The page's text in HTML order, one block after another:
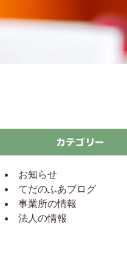
カテゴリー
お知らせ
てだのふあブログ
事業所の情報
法人の情報